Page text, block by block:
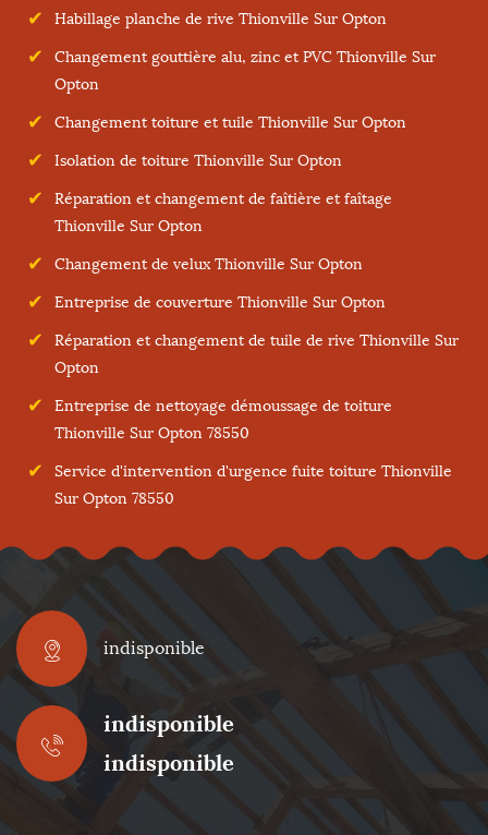
Habillage planche de rive Thionville Sur Opton
Changement gouttière alu, zinc et PVC Thionville Sur
Opton
Changement toiture et tuile Thionville Sur Opton
Isolation de toiture Thionville Sur Opton
Réparation et changement de faîtière et faîtage
Thionville Sur Opton
Changement de velux Thionville Sur Opton
Entreprise de couverture Thionville Sur Opton
Réparation et changement de tuile de rive Thionville Sur
Opton
Entreprise de nettoyage démoussage de toiture
Thionville Sur Opton 78550
Service d'intervention d'urgence fuite toiture Thionville
Sur Opton 78550
indisponible
indisponible
indisponible